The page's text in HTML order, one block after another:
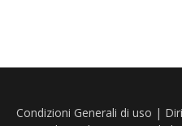
Condizioni Generali di uso |